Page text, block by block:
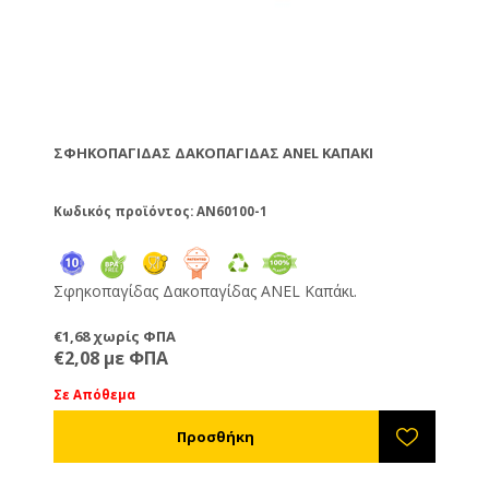
ΣΦΗΚΟΠΑΓΊΔΑΣ ΔΑΚΟΠΑΓΊΔΑΣ ANEL ΚΑΠΆΚΙ
Κωδικός προϊόντος: AN60100-1
Σφηκοπαγίδας Δακοπαγίδας ANEL Καπάκι.
€1,68 χωρίς ΦΠΑ
€2,08 με ΦΠΑ
Σε Απόθεμα